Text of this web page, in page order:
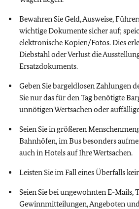
Bewahren Sie Geld, Ausweise,
wichtige Dokumente sicher auf;
elektronische Kopien/Fotos. Dies
Diebstahl oder Verlust die
Ersatzdokuments.
Geben Sie bargeldlosen Zahlungen
Sie nur das für den Tag benötigte
unnötigen Wertsachen oder
Seien Sie in größeren
Bahnhöfen, im Bus besonders
auch in Hotels auf Ihre Wertsachen.
Leisten Sie im Fall eines Überfalls
Seien Sie bei ungewohnten E-Mails,
Gewinnmitteilungen, Angeboten